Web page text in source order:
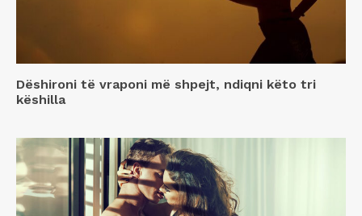
Dëshironi të vraponi më shpejt, ndiqni këto tri
këshilla